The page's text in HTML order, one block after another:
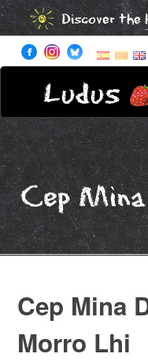
Discover the
Ludus
Cep
Cep Mina
Morro Lhi